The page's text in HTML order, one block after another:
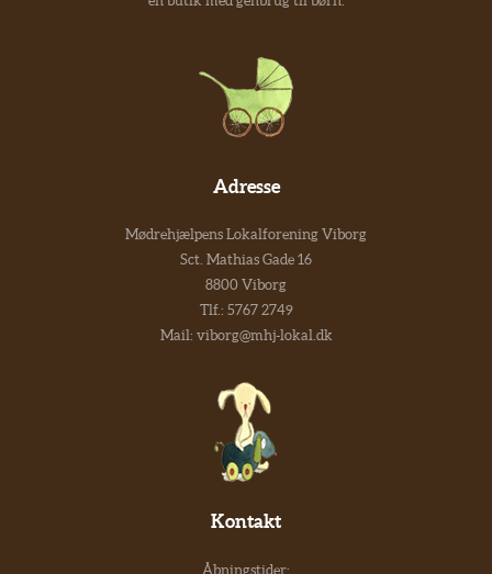
Adresse
Mødrehjælpens Lokalforening Viborg
Sct. Mathias Gade 16
8800 Viborg
Tlf.: 5767 2749
Mail: viborg@mhj-lokal.dk
Kontakt
Åbningstider: